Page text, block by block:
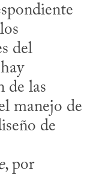
del
de las
manejo de
de
, por